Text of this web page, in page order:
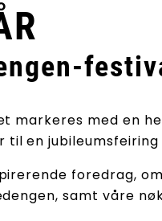
markeres med en
en
foredrag,
samt våre